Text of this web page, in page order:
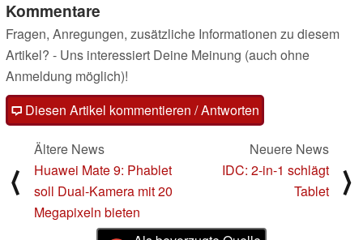
Kommentare
Fragen, Anregungen, zusätzliche Informationen zu diesem
Artikel? - Uns interessiert Deine Meinung (auch ohne
Anmeldung möglich)!
Diesen Artikel kommentieren / Antworten
⟨
Ältere News
Huawei Mate 9: Phablet
soll Dual-Kamera mit 20
Megapixeln bieten
Neuere News
IDC: 2-in-1 schlägt
Tablet
⟩